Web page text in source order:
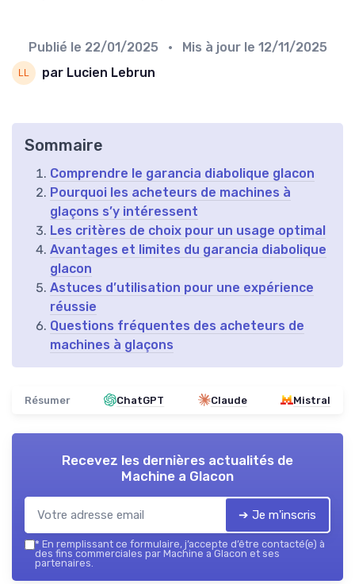
Publié le 22/01/2025 • Mis à jour le 12/11/2025
par Lucien Lebrun
Sommaire
Comprendre le garancia diabolique glacon
Pourquoi les acheteurs de machines à
glaçons s’y intéressent
Les critères de choix pour un usage optimal
Avantages et limites du garancia diabolique
glacon
Astuces d’utilisation pour une expérience
réussie
Questions fréquentes des acheteurs de
machines à glaçons
Résumer ChatGPT Claude Mistral
Recevez les dernières actualités de
Machine a Glacon
➔ Je m'inscris
* En remplissant ce formulaire, j’accepte d’être contacté(e) à
des fins commerciales par Machine a Glacon et ses
partenaires.